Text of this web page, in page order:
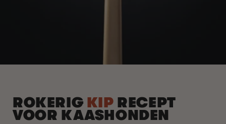
ROKERIG KIP RECEPT
VOOR KAASHONDEN